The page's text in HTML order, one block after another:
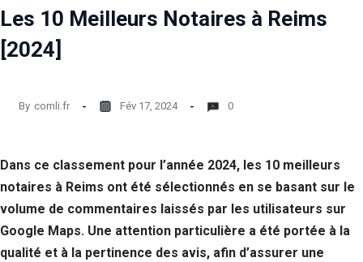
Les 10 Meilleurs Notaires à Reims
[2024]
By comli.fr Fév 17, 2024 0
Dans ce classement pour l’année 2024, les 10 meilleurs
notaires à Reims ont été sélectionnés en se basant sur le
volume de commentaires laissés par les utilisateurs sur
Google Maps. Une attention particulière a été portée à la
qualité et à la pertinence des avis, afin d’assurer une